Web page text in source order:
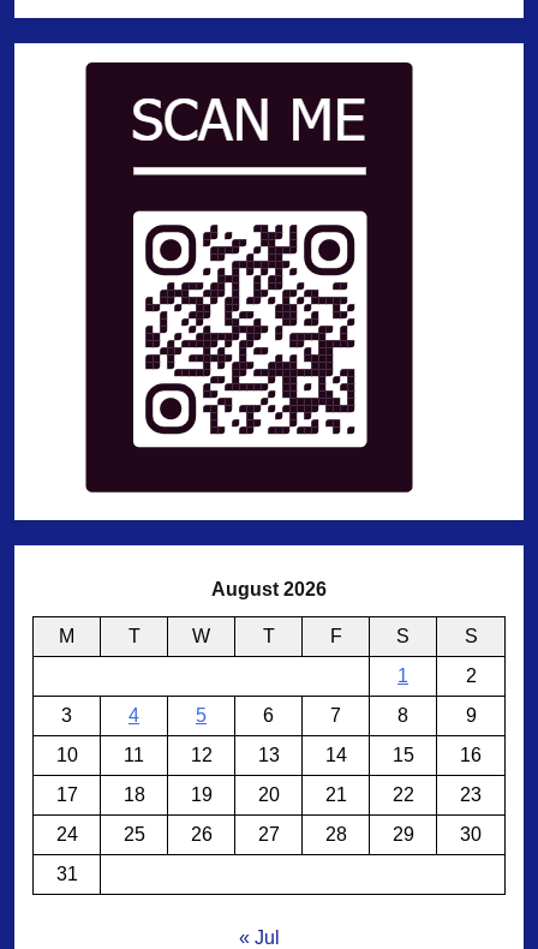
August 2026
M T W T F S
S
1
2
3
4 5 6 7 8
9
10
11 12 13 14 15
16
17
18 19 20 21 22
23
24
25 26 27 28 29
30
31
« Jul